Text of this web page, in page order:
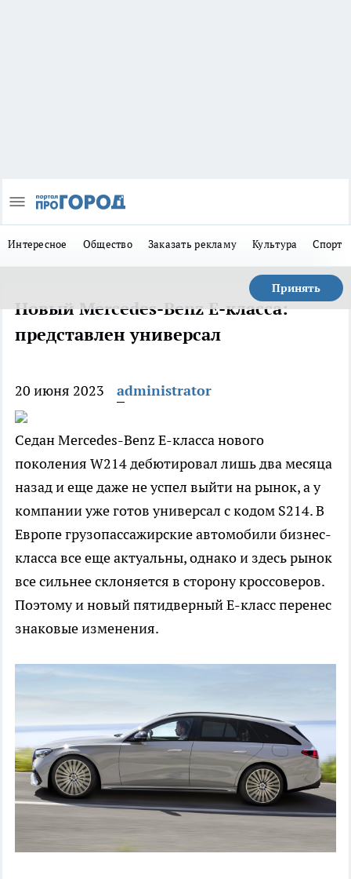
Интересное Общество Заказать рекламу Культура Спорт
Принять
Новый Mercedes-Benz E-класса:
представлен универсал
20 июня 2023 administrator
Седан Mercedes-Benz E-класса нового
поколения W214 дебютировал лишь два месяца
назад и еще даже не успел выйти на рынок, а у
компании уже готов универсал с кодом S214. В
Европе грузопассажирские автомобили бизнес-
класса все еще актуальны, однако и здесь рынок
все сильнее склоняется в сторону кроссоверов.
Поэтому и новый пятидверный E-класс перенес
знаковые изменения.